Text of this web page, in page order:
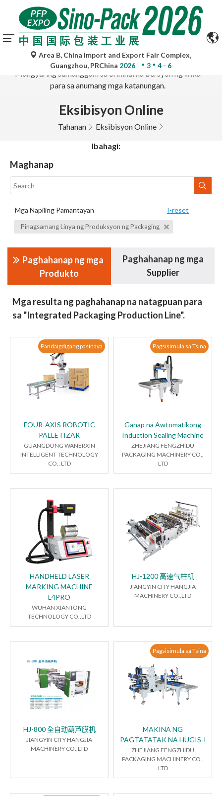
Ang mga awtomatikong pagsasalin ng Google Translate ay
para lamang sa sanggunian at maaaring hindi tumpak.
Mangyaring sumangguni sa orihinal na bersyon ng wika
para sa anumang mga katanungan.
Area B, China Import and Export Fair Complex,
Guangzhou, PRChina 2026 3 4 - 6
Eksibisyon Online
Tahanan Eksibisyon Online
Ibahagi:
Maghanap
Mga Napiling Pamantayan I-reset
Pinagsamang Linya ng Produksyon ng Packaging
Paghahanap ng mga
Produkto
Paghahanap ng mga
Supplier
Mga resulta ng paghahanap na natagpuan para
sa "Integrated Packaging Production Line".
Pandaigdigang pasinaya
FOUR-AXIS ROBOTIC
PALLETIZAR
GUANGDONG WANERXIN
INTELLIGENT TECHNOLOGY
CO., LTD
Pagsisimula sa Tsina
Ganap na Awtomatikong
Induction Sealing Machine
ZHEJIANG FENGZHIDU
PACKAGING MACHINERY CO.,
LTD
HANDHELD LASER
MARKING MACHINE
L4PRO
WUHAN XIANTONG
TECHNOLOGY CO.,LTD
HJ-1200 高速气柱机
JIANGYIN CITY HANGJIA
MACHINERY CO.,LTD
HJ-800 全自动葫芦膜机
JIANGYIN CITY HANGJIA
MACHINERY CO.,LTD
Pagsisimula sa Tsina
MAKINA NG
PAGTATATAK NA HUGIS-I
ZHEJIANG FENGZHIDU
PACKAGING MACHINERY CO.,
LTD